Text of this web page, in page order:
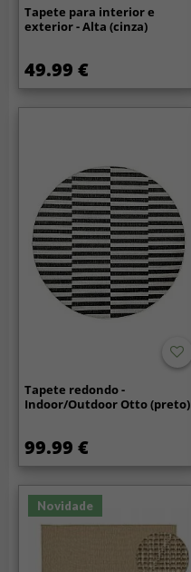
Tapete para interior e
exterior - Alta (cinza)
49.99 €
Tapete redondo -
Indoor/Outdoor Otto (preto)
99.99 €
Novidade